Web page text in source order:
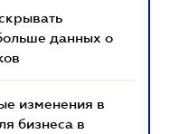
данных о
изменения в
бизнеса в